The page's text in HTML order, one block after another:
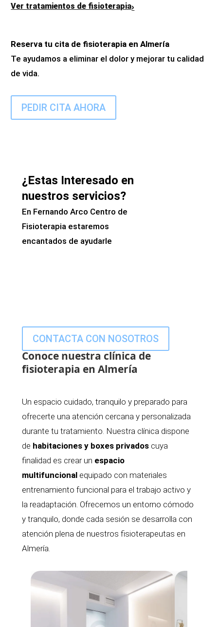
Ver tratamientos de fisioterapia›
Reserva tu cita de fisioterapia en Almería
Te ayudamos a eliminar el dolor y mejorar tu calidad
de vida.
PEDIR CITA AHORA
¿Estas Interesado en
nuestros servicios?
En Fernando Arco Centro de
Fisioterapia estaremos
encantados de ayudarle
CONTACTA CON NOSOTROS
Conoce nuestra clínica de
fisioterapia en Almería
Un espacio cuidado, tranquilo y preparado para
ofrecerte una atención cercana y personalizada
durante tu tratamiento. Nuestra clínica dispone
de habitaciones y boxes privadoscuya
finalidad es crear un espacio
multifuncionalequipado con materiales
entrenamiento funcional para el trabajo activo y
la readaptación. Ofrecemos un entorno cómodo
y tranquilo, donde cada sesión se desarrolla con
atención plena de nuestros fisioterapeutas en
Almería.